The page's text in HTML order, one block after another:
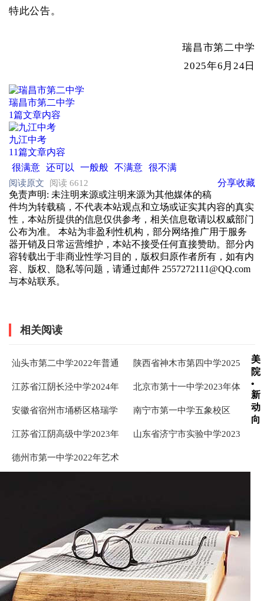
特此公告。
瑞昌市第二中学
2025年6月24日
瑞昌市第二中学
1篇文章内容
九江中考
11篇文章内容
很满意 还可以 一般般 不满意 很不满
阅读原文 阅读 6612 收藏
分享
免责声明: 未注明来源或注明来源为其他媒体的稿
件均为转载稿，不代表本站观点和立场或证实其内容的真实
性，本站所提供的信息仅供参考，相关信息敬请以权威部门
公布为准。 本站为非盈利性机构，部分网络推广用于服务
器开销及日常运营维护，本站不接受任何直接赞助。部分内
容转载出于非商业性学习目的，版权归原作者所有，如有内
容、版权、隐私等问题，请通过邮件 2557272111@QQ.com
与本站联系。
相关阅读
汕头市第二中学2022年普通
陕西省神木市第四中学2025
江苏省江阴长泾中学2024年
北京市第十一中学2023年体
安徽省宿州市埇桥区格瑞学
生招录简章 ...
南宁市第一中学五象校区
划内特长生招生简章 ...
江苏省江阴高级中学2023年
山东省济宁市实验中学2023
德州市第一中学2022年艺术
特长生招生简章
美
院
•
新
动
向